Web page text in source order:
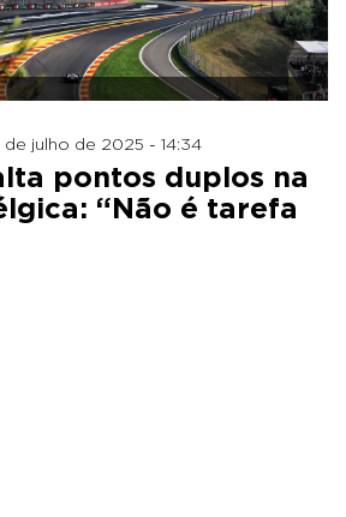
de julho de 2025 - 14:34
pontos duplos na
“Não é tarefa